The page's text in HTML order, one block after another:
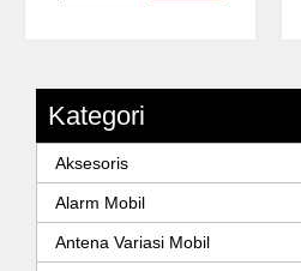
Kategori
Aksesoris
Alarm Mobil
Antena Variasi Mobil